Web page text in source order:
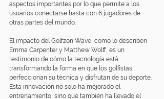
aspectos importantes por lo que permite a los
usuarios conectarse hasta con 6 jugadores de
otras partes del mundo.
El impacto del Golfzon Wave, como lo describen
Emma Carpenter y Matthew Wolff, es un
testimonio de cómo la tecnología está
transformando la forma en que los golfistas
perfeccionan su técnica y disfrutan de su deporte.
Esta innovación no solo ha mejorado el
entrenamiento, sino que también ha llevado el